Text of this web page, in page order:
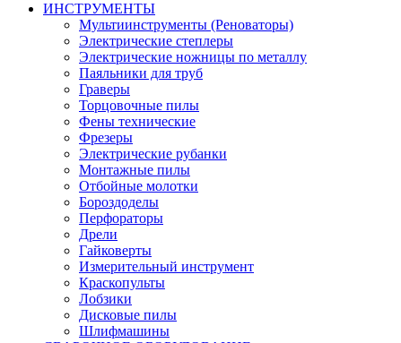
ИНСТРУМЕНТЫ
Мультиинструменты (Реноваторы)
Электрические степлеры
Электрические ножницы по металлу
Паяльники для труб
Граверы
Торцовочные пилы
Фены технические
Фрезеры
Электрические рубанки
Монтажные пилы
Отбойные молотки
Бороздоделы
Перфораторы
Дрели
Гайковерты
Измерительный инструмент
Краскопульты
Лобзики
Дисковые пилы
Шлифмашины